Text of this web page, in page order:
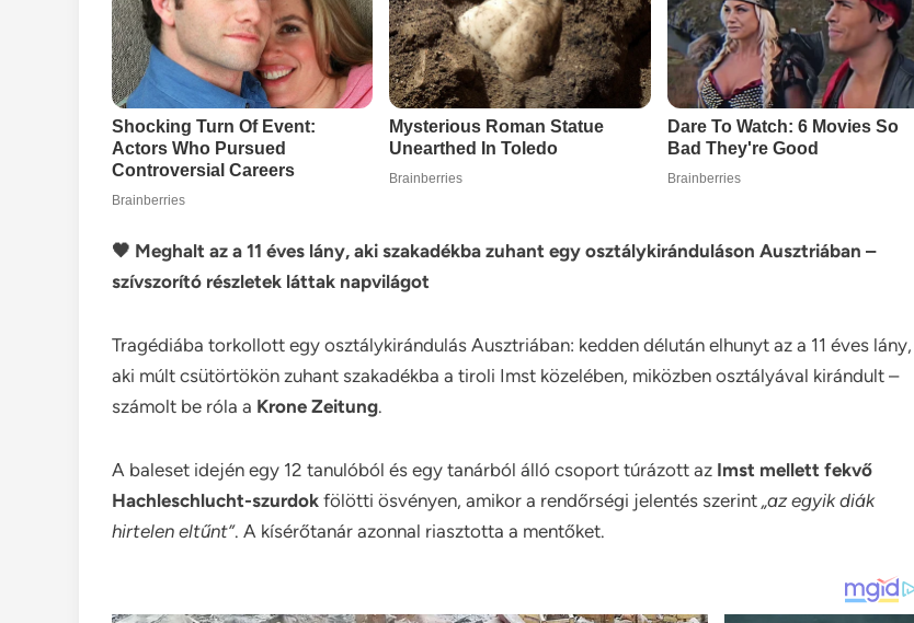
🖤 Meghalt az a 11 éves lány, aki szakadékba zuhant egy osztálykiránduláson Ausztriában –
szívszorító részletek láttak napvilágot
Tragédiába torkollott egy osztálykirándulás Ausztriában: kedden délután elhunyt az a 11 éves lány,
aki múlt csütörtökön zuhant szakadékba a tiroli Imst közelében, miközben osztályával kirándult –
számolt be róla a Krone Zeitung.
A baleset idején egy 12 tanulóból és egy tanárból álló csoport túrázott az Imst mellett fekvő
Hachleschlucht-szurdok fölötti ösvényen, amikor a rendőrségi jelentés szerint „az egyik diák
hirtelen eltűnt”. A kísérőtanár azonnal riasztotta a mentőket.